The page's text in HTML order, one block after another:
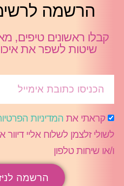
הרשמה
קבלו ראשונים טיפים,
שיטות לשפר את
קראתי את המדיניות
לשולי זלצמן לשלוח אליי דיוור
ו/או שיחות טלפון
הרשמה